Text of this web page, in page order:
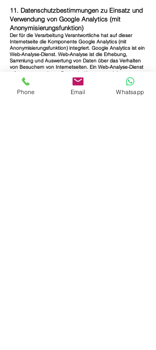
11. Datenschutzbestimmungen zu Einsatz und
Verwendung von Google Analytics (mit
Anonymisierungsfunktion)
Der für die Verarbeitung Verantwortliche hat auf dieser
Internetseite die Komponente Google Analytics (mit
Anonymisierungsfunktion) integriert. Google Analytics ist ein
Web-Analyse-Dienst. Web-Analyse ist die Erhebung,
Sammlung und Auswertung von Daten über das Verhalten
von Besuchern von Internetseiten. Ein Web-Analyse-Dienst
erfasst unter anderem Daten darüber, von welcher
Internetseite eine betroffene Person auf eine Internetseite
gekommen ist (sogenannte Referrer), auf welche
Unterseiten der Internetseite zugegriffen oder wie oft und für
Phone Email Whatsapp